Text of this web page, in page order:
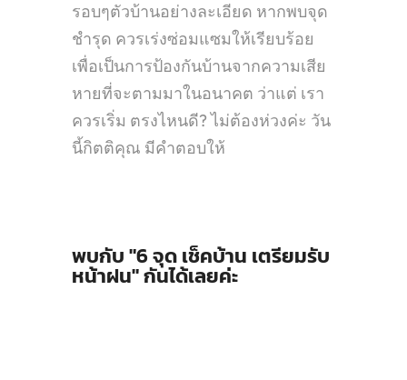
รอบๆตัวบ้านอย่างละเอียด หากพบจุด
ชำรุด ควรเร่งซ่อมแซมให้เรียบร้อย
เพื่อเป็นการป้องกันบ้านจากความเสีย
หายที่จะตามมาในอนาคต ว่าแต่ เรา
ควรเริ่ม ตรงไหนดี?ไม่ต้องห่วงค่ะ วัน
นี้กิตติคุณ มีคำตอบให้
พบกับ "6 จุด เช็คบ้าน เตรียมรับ
หน้าฝน" กันได้เลยค่ะ